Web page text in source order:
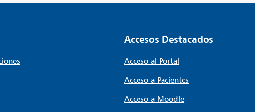
Accesos Destacados
Acceso al Portal
Acceso a Pacientes
Acceso a Moodle